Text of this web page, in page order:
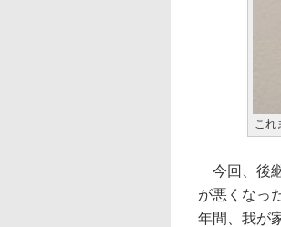
これ
今回、後
が悪くなっ
年間、我が